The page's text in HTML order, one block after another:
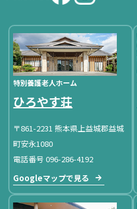
特別養護老人ホーム
ひろやす荘
〒861-2231 熊本県上益城郡益城
町安永1080
電話番号 096-286-4192
Googleマップで見る